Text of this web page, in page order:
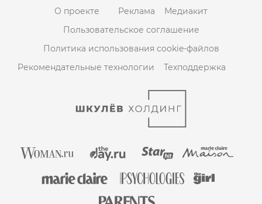
О проекте Реклама
Медиакит
Пользовательское соглашение
Политика использования cookie-файлов
Рекомендательные технологии
Техподдержка